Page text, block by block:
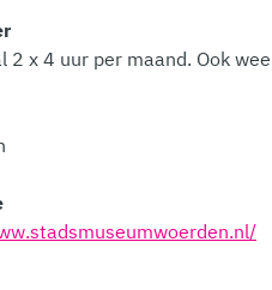
2 x 4 uur per maand. Ook